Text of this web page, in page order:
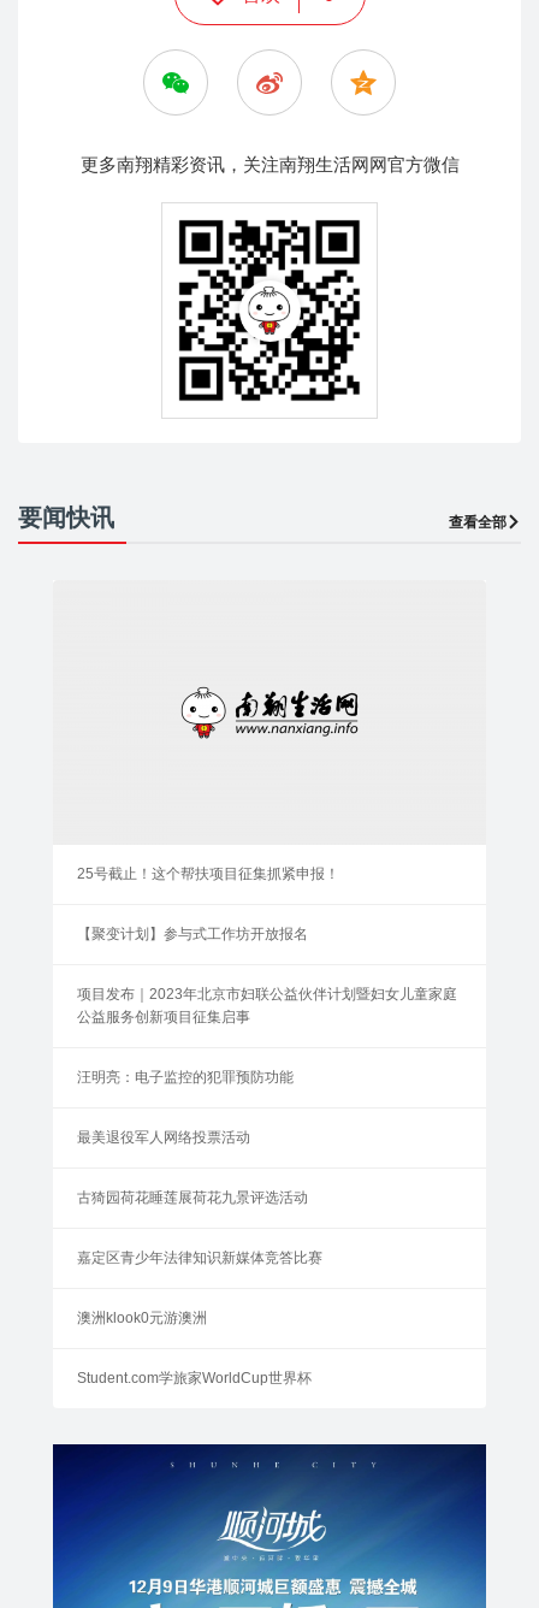
更多南翔精彩资讯，关注南翔生活网网官方微信
要闻快讯 查看全部
25号截止！这个帮扶项目征集抓紧申报！
【聚变计划】参与式工作坊开放报名
项目发布｜2023年北京市妇联公益伙伴计划暨妇女儿童家庭
公益服务创新项目征集启事
汪明亮：电子监控的犯罪预防功能
最美退役军人网络投票活动
古猗园荷花睡莲展荷花九景评选活动
嘉定区青少年法律知识新媒体竞答比赛
澳洲klook0元游澳洲
Student.com学旅家WorldCup世界杯